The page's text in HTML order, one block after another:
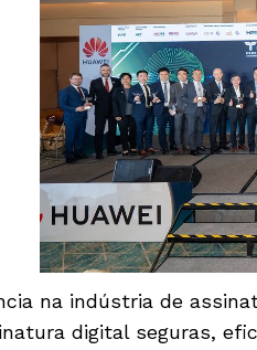
na indústria de
digital seguras,